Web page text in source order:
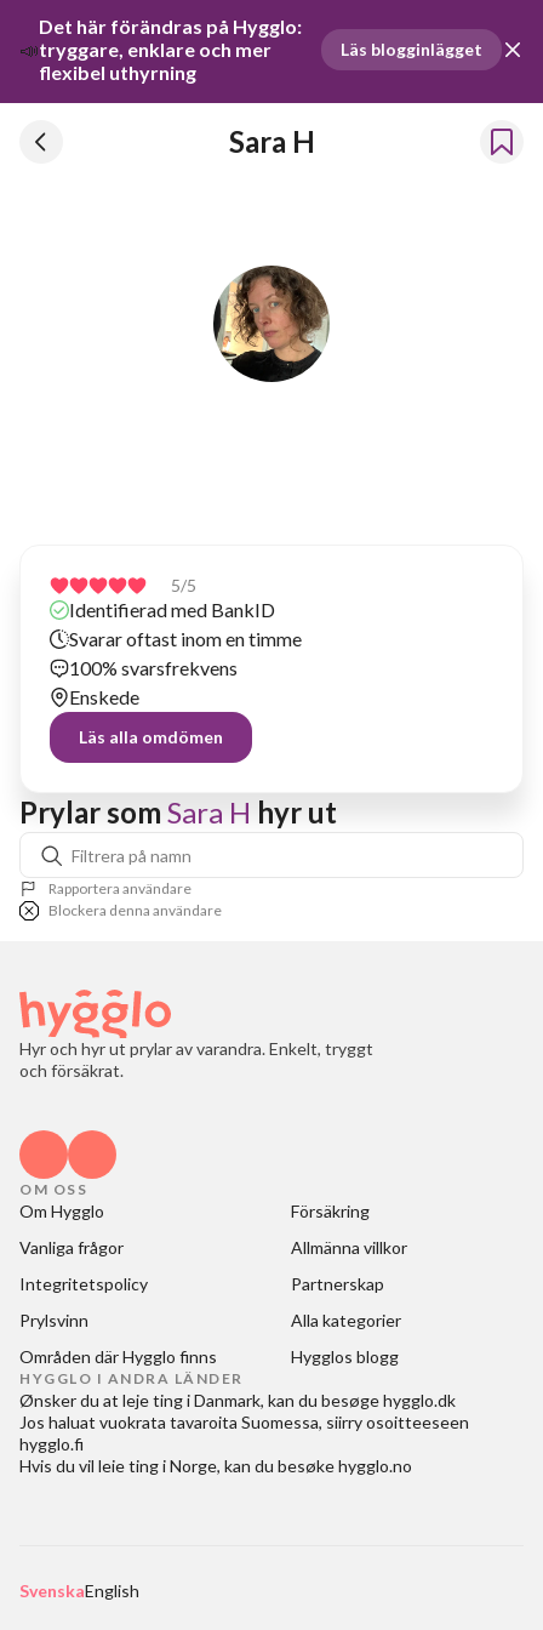
📣
Det här förändras på Hygglo:
tryggare, enklare och mer
flexibel uthyrning
Läs blogginlägget
Sara H
5/5
Identifierad med BankID
Svarar oftast inom en timme
100% svarsfrekvens
Enskede
Läs alla omdömen
Prylar som Sara H hyr ut
Rapportera användare
Blockera denna användare
Hyr och hyr ut prylar av varandra. Enkelt, tryggt
och försäkrat.
OM OSS
Om Hygglo
Försäkring
Vanliga frågor
Allmänna villkor
Integritetspolicy
Partnerskap
Prylsvinn
Alla kategorier
Områden där Hygglo finns
Hygglos blogg
HYGGLO I ANDRA LÄNDER
Ønsker du at leje ting i Danmark, kan du besøgehygglo.dk
Jos haluat vuokrata tavaroita Suomessa, siirry osoitteeseen
hygglo.fi
Hvis du vil leie ting i Norge, kan du besøkehygglo.no
SvenskaEnglish